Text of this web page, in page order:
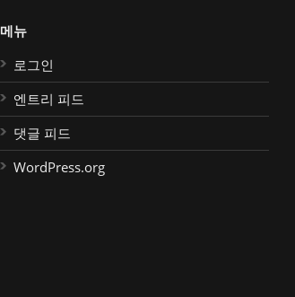
메뉴
로그인
엔트리 피드
댓글 피드
WordPress.org